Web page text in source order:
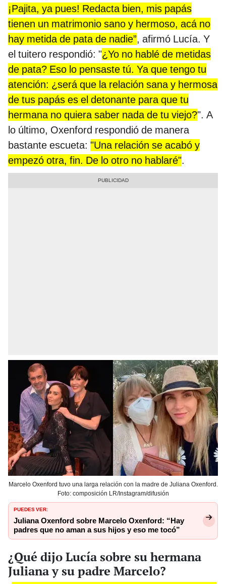
¡Pajita, ya pues! Redacta bien, mis papás
tienen un matrimonio sano y hermoso, acá no
hay metida de pata de nadie”, afirmó Lucía. Y
el tuitero respondió: "¿Yo no hablé de metidas
de pata? Eso lo pensaste tú. Ya que tengo tu
atención: ¿será que la relación sana y hermosa
de tus papás es el detonante para que tu
hermana no quiera saber nada de tu viejo?". A
lo último, Oxenford respondió de manera
bastante escueta: "Una relación se acabó y
empezó otra, fin. De lo otro no hablaré".
Marcelo Oxenford tuvo una larga relación con la madre de Juliana Oxenford.
Foto: composición LR/Instagram/difusión
PUEDES VER:
Juliana Oxenford sobre Marcelo Oxenford: “Hay
padres que no aman a sus hijos y eso me tocó”
¿Qué dijo Lucía sobre su hermana
Juliana y su padre Marcelo?